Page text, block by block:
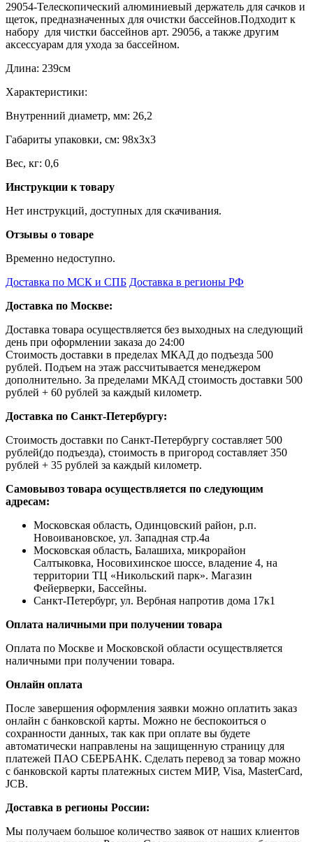
29054-Телескопический алюминиевый держатель для сачков и
щеток, предназначенных для очистки бассейнов.Подходит к
набору для чистки бассейнов арт. 29056, а также другим
аксессуарам для ухода за бассейном.
Длина: 239см
Характеристики:
Внутренний диаметр, мм: 26,2
Габариты упаковки, см: 98х3х3
Вес, кг: 0,6
Инструкции к товару
Нет инструкций, доступных для скачивания.
Отзывы о товаре
Временно недоступно.
Доставка по МСК и СПБ Доставка в регионы РФ
Доставка по Москве:
Доставка товара осуществляется без выходных на следующий
день при оформлении заказа до 24:00
Стоимость доставки в пределах МКАД до подъезда 500
рублей. Подъем на этаж рассчитывается менеджером
дополнительно. За пределами МКАД стоимость доставки 500
рублей + 60 рублей за каждый километр.
Доставка по Санкт-Петербургу:
Стоимость доставки по Санкт-Петербургу составляет 500
рублей(до подъезда), стоимость в пригород составляет 350
рублей + 35 рублей за каждый километр.
Самовывоз товара осуществляется по следующим
адресам:
Московская область, Одинцовский район, р.п.
Новоивановское, ул. Западная стр.4a
Московская область, Балашиха, микрорайон
Салтыковка, Носовихинское шоссе, владение 4, на
территории ТЦ «Никольский парк». Магазин
Фейерверки, Бассейны.
Санкт-Петербург, ул. Вербная напротив дома 17к1
Оплата наличными при получении товара
Оплата по Москве и Московской области осуществляется
наличными при получении товара.
Онлайн оплата
После завершения оформления заявки можно оплатить заказ
онлайн с банковской карты. Можно не беспокоиться о
сохранности данных, так как при оплате вы будете
автоматически направлены на защищенную страницу для
платежей ПАО СБЕРБАНК. Сделать перевод за товар можно
с банковской карты платежных систем МИР, Visa, MasterCard,
JCB.
Доставка в регионы России:
Мы получаем большое количество заявок от наших клиентов